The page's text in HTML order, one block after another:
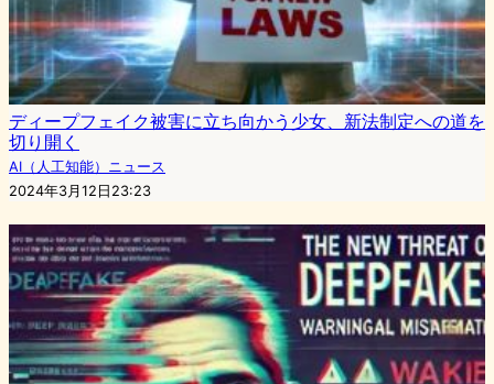
ディープフェイク被害に立ち向かう少女、新法制定への道を
切り開く
AI（人工知能）ニュース
2024年3月12日23:23